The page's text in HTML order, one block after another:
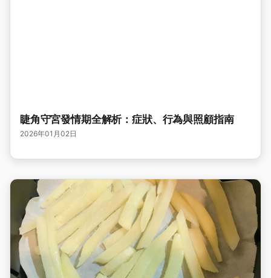
睫角守宮發情期全解析：症狀、行為與照顧指南
2026年01月02日